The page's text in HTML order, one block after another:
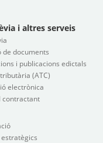
i altres serveis
de documents
i publicacions edictals
(ATC)
electrònica
contractant